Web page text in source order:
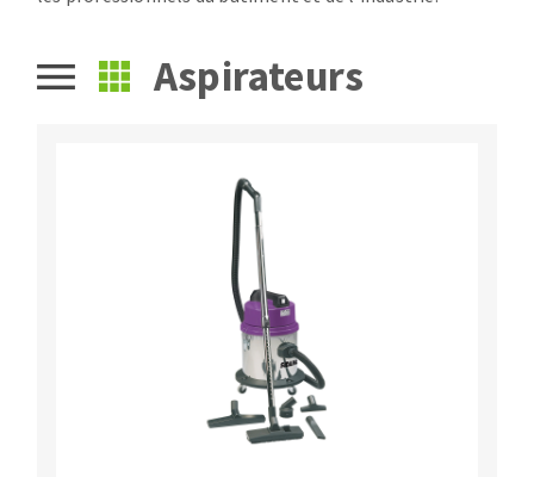
Tours à métaux
Tables
Rubans
Fraise HSSAspirateurs